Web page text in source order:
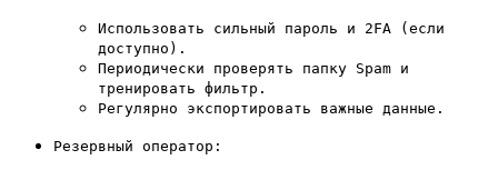
Использовать сильный пароль и 2FA (если
доступно).
Периодически проверять папку Spam и
тренировать фильтр.
Регулярно экспортировать важные данные.
Резервный оператор: